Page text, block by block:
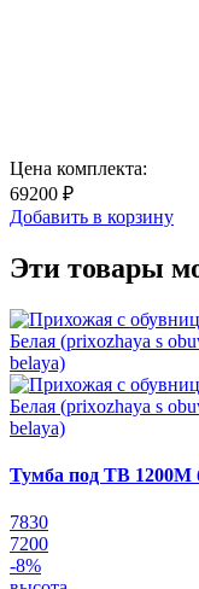
Цена комплекта:
69200 ₽
Добавить в корзину
Эти товары
Тумба под ТВ 1200М
7830
7200
-8%